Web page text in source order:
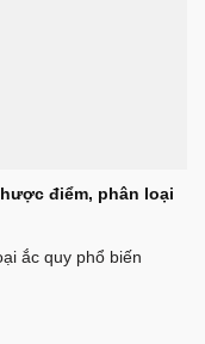
điểm, phân loại
ắc quy phổ biến